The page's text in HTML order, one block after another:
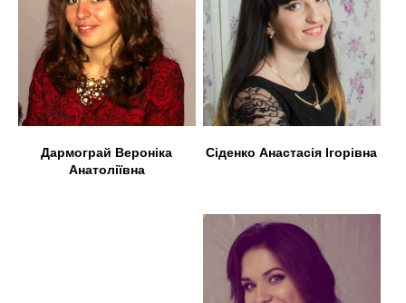
Дармограй Вероніка
Анатоліївна
Сіденко Анастасія Ігорівна